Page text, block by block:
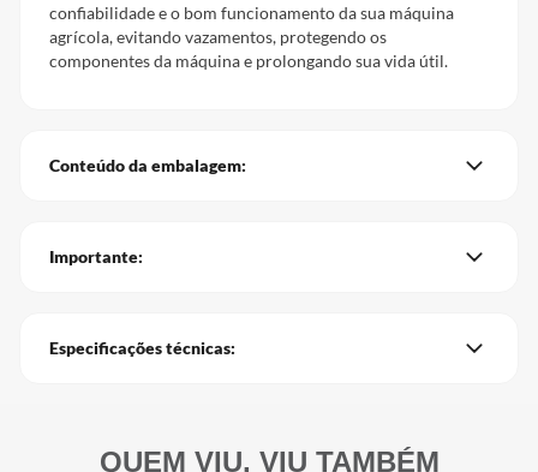
confiabilidade e o bom funcionamento da sua máquina
agrícola, evitando vazamentos, protegendo os
componentes da máquina e prolongando sua vida útil.
Conteúdo da embalagem:
Importante:
Especificações técnicas: